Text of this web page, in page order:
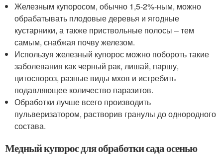
Железным купоросом, обычно 1,5-2%-ным, можно
обрабатывать плодовые деревья и ягодные
кустарники, а также приствольные полосы – тем
самым, снабжая почву железом.
Используя железный купорос можно побороть такие
заболевания как черный рак, лишай, паршу,
цитоспороз, разные виды мхов и истребить
подавляющее количество паразитов.
Обработки лучше всего производить
пульверизатором, растворив гранулы до однородного
состава.
Медный купорос для обработки сада осенью